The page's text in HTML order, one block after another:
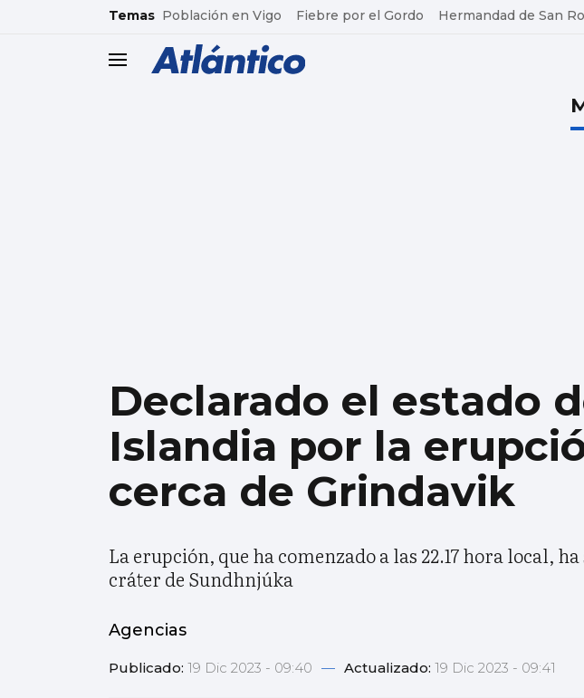
common.go-to-content
Temas Población en Vigo Fiebre por el Gordo Hermandad de San
header.menu.open
Declarado el estado
Islandia por la
cerca de Grindavik
La erupción, que ha comenzado a las 22.17 hora local,
cráter de Sundhnjúka
Agencias
Publicado: 19 Dic 2023 - 09:40 — Actualizado: 19 Dic 2023 - 09:41